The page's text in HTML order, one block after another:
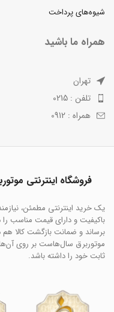
شیوه‌های پرداخت
همراه ما باشید
تهران
تلفن : 0215
همراه : 0912
فروشگاه اینترنتی
یک خرید اینترنتی مطمئن،
باکیفیت و دارای قیمت مناسب
برساند و ضمانت بازگشت کالا هم
موتوربرق سال‌هاست بر روی
ثابت خود را داشته باشد.